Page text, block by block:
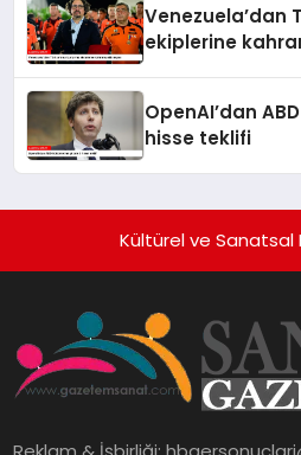
Venezuela’dan
ekiplerine
OpenAI’dan
hisse teklifi
Kültürel ve Sanatsal